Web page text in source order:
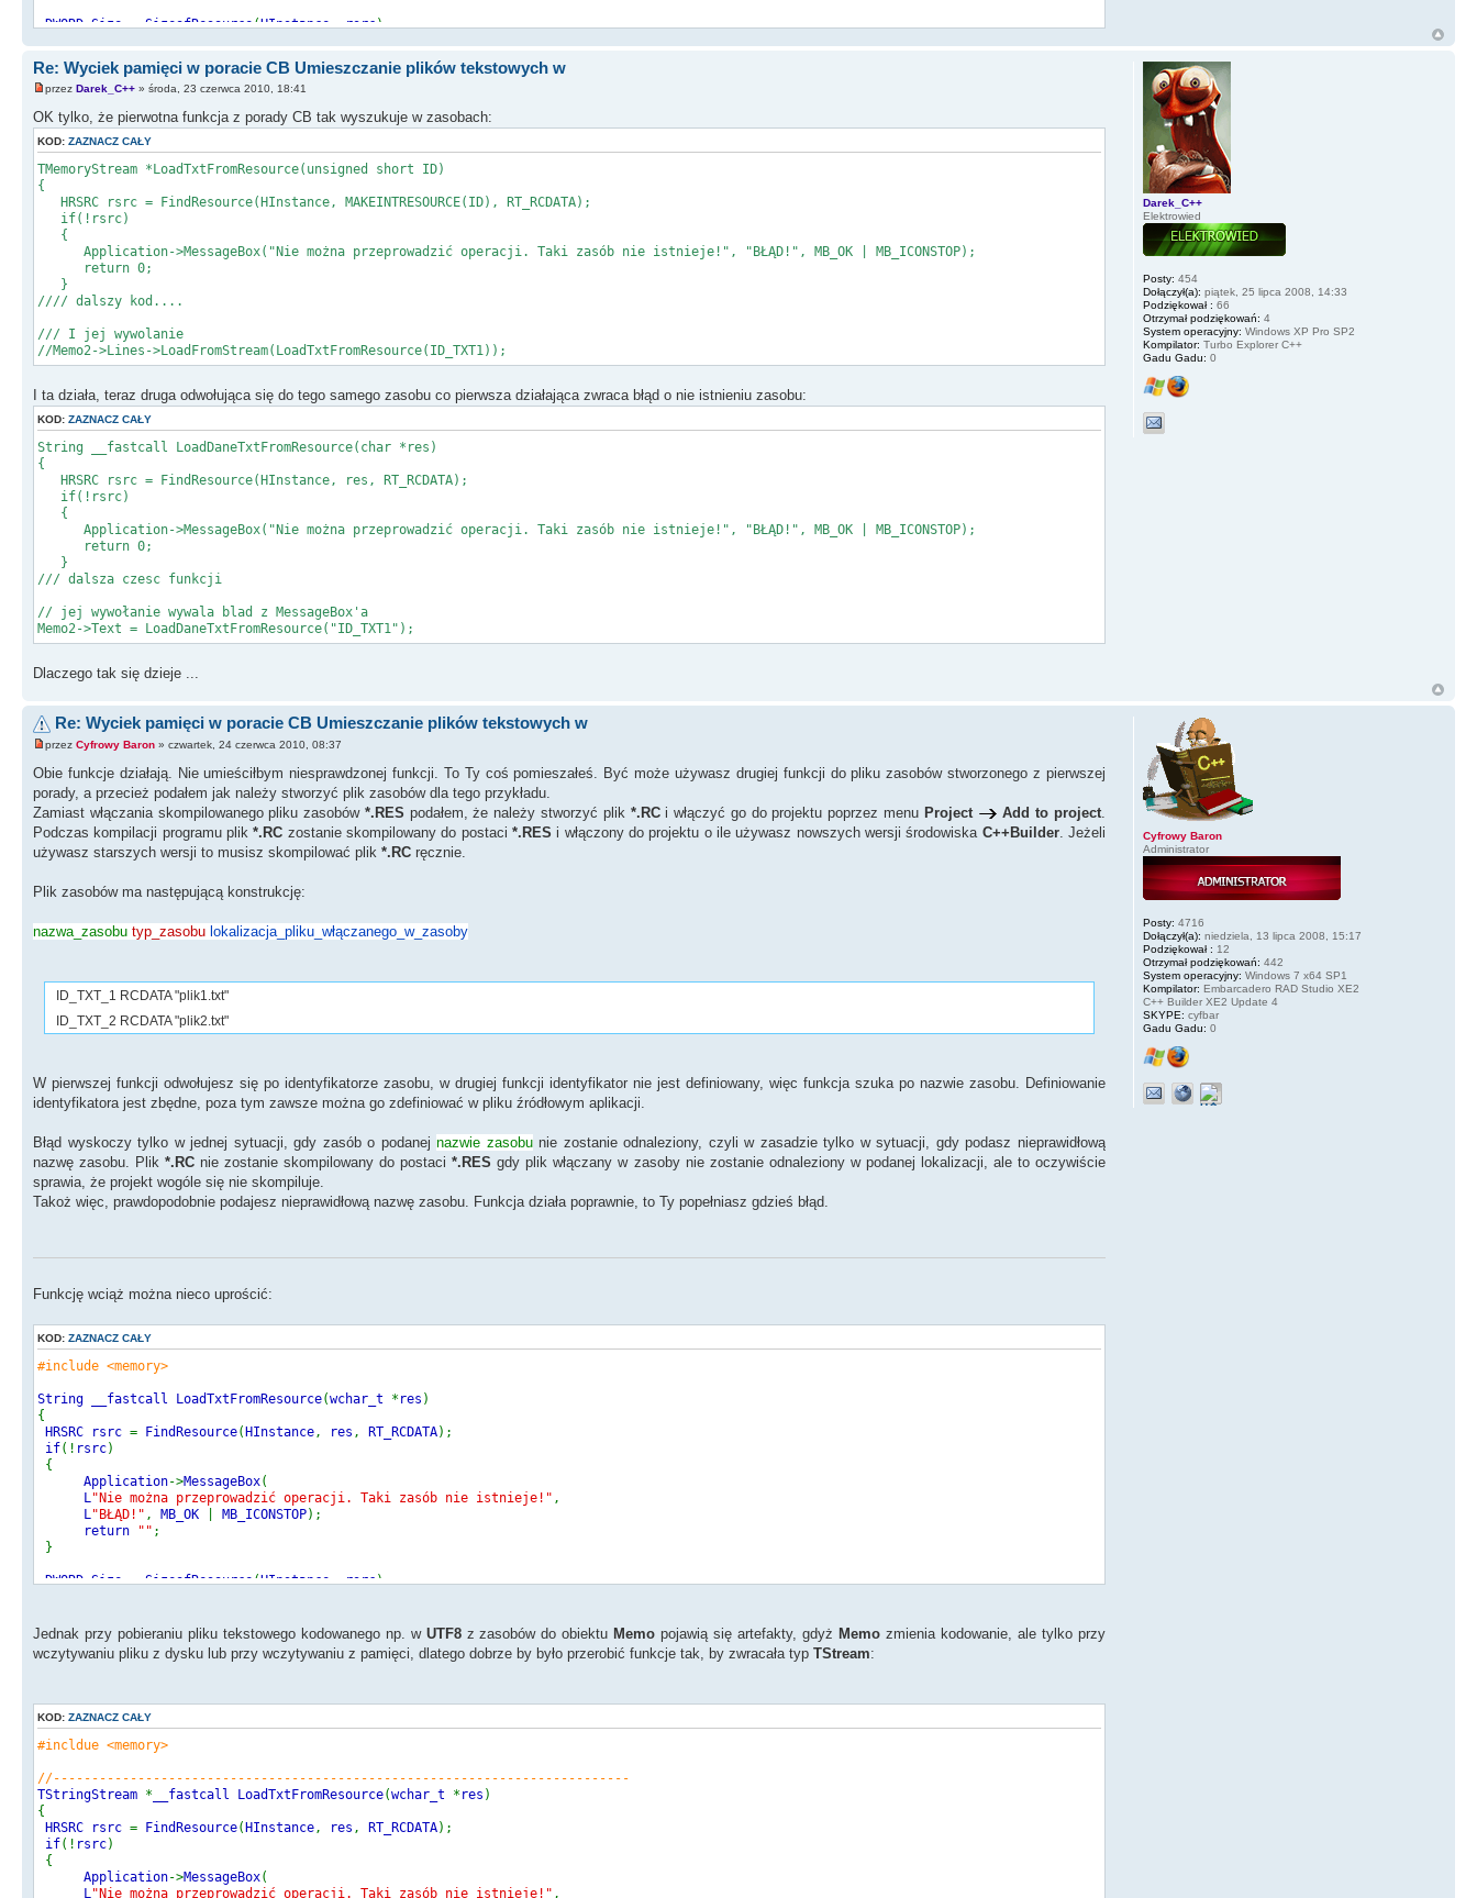
DWORD Size SizeofResource (HInstance rsrc );
if (MemoryHandle== NULL)return 0;
String Result;
TEncoding*Encoding;
std
sStream ->Write MemPtr,Size);
sStream->Position
Result
delete MemPtr;
return Result;
void __fastcall TForm1
{
Memo1->Text=LoadTxtFromResource("ID_TXT_1");
//---------------------------------------------------------------------------
Re: Wyciek pamięci w poracie CB Umieszczanie plików tekstowych w
przez Darek_C++ » środa, 23 czerwca 2010, 18:41
OK tylko, że pierwotna funkcja z porady CB tak wyszukuje w zasobach:
KOD: ZAZNACZ CAŁY
TMemoryStream *LoadTxtFromResource(unsigned short ID)
{
HRSRC rsrc = FindResource(HInstance, MAKEINTRESOURCE(ID), RT_RCDATA);
if(!rsrc)
{
Application->MessageBox("Nie można przeprowadzić operacji. Taki zasób nie istnieje!", "BŁĄD!", MB_OK | MB_ICONSTOP);
return 0;
}
//// dalszy kod....
/// I jej wywolanie
//Memo2->Lines->LoadFromStream(LoadTxtFromResource(ID_TXT1));
I ta działa, teraz druga odwołująca się do tego samego zasobu co pierwsza działająca zwraca błąd o nie istnieniu zasobu:
KOD: ZAZNACZ CAŁY
String __fastcall LoadDaneTxtFromResource(char *res)
{
HRSRC rsrc = FindResource(HInstance, res, RT_RCDATA);
if(!rsrc)
{
Application->MessageBox("Nie można przeprowadzić operacji. Taki zasób nie istnieje!", "BŁĄD!", MB_OK | MB_ICONSTOP);
return 0;
}
/// dalsza czesc funkcji
// jej wywołanie wywala blad z MessageBox'a
Memo2->Text = LoadDaneTxtFromResource("ID_TXT1");
Dlaczego tak się dzieje ...
Darek_C++
Elektrowied
Posty: 454
Dołączył(a): piątek, 25 lipca 2008, 14:33
Podziękował : 66
Otrzymał podziękowań: 4
System operacyjny: Windows XP Pro SP2
Kompilator: Turbo Explorer C++
Gadu Gadu: 0
Re: Wyciek pamięci w poracie CB Umieszczanie plików tekstowych w
przez Cyfrowy Baron » czwartek, 24 czerwca 2010, 08:37
Obie funkcje działają. Nie umieściłbym niesprawdzonej funkcji. To Ty coś pomieszałeś. Być może używasz drugiej funkcji do pliku zasobów stworzonego z pierwszej
porady, a przecież podałem jak należy stworzyć plik zasobów dla tego przykładu.
Zamiast włączania skompilowanego pliku zasobów *.RES podałem, że należy stworzyć plik *.RCi włączyć go do projektu poprzez menu Project Add to project.
Podczas kompilacji programu plik*.RC zostanie skompilowany do postaci *.RES i włączony do projektu o ile używasz nowszych wersji środowiska C++Builder. Jeżeli
używasz starszych wersji to musisz skompilować plik *.RC ręcznie.
Plik zasobów ma następującą konstrukcję:
nazwa_zasobu typ_zasobu lokalizacja_pliku_włączanego_w_zasoby
ID_TXT_1 RCDATA "plik1.txt"
ID_TXT_2 RCDATA "plik2.txt"
W pierwszej funkcji odwołujesz się po identyfikatorze zasobu, w drugiej funkcji identyfikator nie jest definiowany, więc funkcja szuka po nazwie zasobu. Definiowanie
identyfikatora jest zbędne, poza tym zawsze można go zdefiniować w pliku źródłowym aplikacji.
Błąd wyskoczy tylko w jednej sytuacji, gdy zasób o podanejnazwie zasobunie zostanie odnaleziony, czyli w zasadzie tylko w sytuacji, gdy podasz nieprawidłową
nazwę zasobu. Plik*.RC nie zostanie skompilowany do postaci*.RES gdy plik włączany w zasoby nie zostanie odnaleziony w podanej lokalizacji, ale to oczywiście
sprawia, że projekt wogóle się nie skompiluje.
Takoż więc, prawdopodobnie podajesz nieprawidłową nazwę zasobu. Funkcja działa poprawnie, to Ty popełniasz gdzieś błąd.
Funkcję wciąż można nieco uprościć:
KOD: ZAZNACZ CAŁY
#include <memory>
String __fastcall LoadTxtFromResource(wchar_t * res )
{
HRSRC rsrc = FindResource(HInstance , res , RT_RCDATA);
if(! rsrc)
{
Application->MessageBox(
L "Nie można przeprowadzić operacji. Taki zasób nie istnieje!" ,
L "BŁĄD!" , MB_OK MB_ICONSTOP);
return
"" ;
}
DWORD Size SizeofResource (HInstance rsrc );
if(MemoryHandle== NULL )
ShowMessage("Błąd");
BYTE*MemPtr= (BYTE*)LockResource(MemoryHandle);
std :: auto_ptr < TStringStream > sStream ( new TStringStream ( "" , TEncoding :: UTF8 , false
sStream->Write MemPtr,Size);
// sStream->Position = 0;
Result= sStream->DataString;
delete MemPtr
return Result;
Jednak przy pobieraniu pliku tekstowego kodowanego np. w UTF8 z zasobów do obiektuMemopojawią się artefakty, gdyżMemozmienia kodowanie, ale tylko przy
wczytywaniu pliku z dysku lub przy wczytywaniu z pamięci, dlatego dobrze by było przerobić funkcje tak, by zwracała typ TStream:
KOD: ZAZNACZ CAŁY
#incldue <memory>
//---------------------------------------------------------------------------
TStringStream * __fastcall LoadTxtFromResource(wchar_t * res )
{
HRSRC rsrc = FindResource(HInstance , res , RT_RCDATA);
if(! rsrc)
{
Application->MessageBox(
L "Nie można przeprowadzić operacji. Taki zasób nie istnieje!" ,
Cyfrowy Baron
Administrator
Posty: 4716
Dołączył(a): niedziela, 13 lipca 2008, 15:17
Podziękował : 12
Otrzymał podziękowań: 442
System operacyjny: Windows 7 x64 SP1
Kompilator: Embarcadero RAD Studio XE2
C++ Builder XE2 Update 4
SKYPE: cyfbar
Gadu Gadu: 0